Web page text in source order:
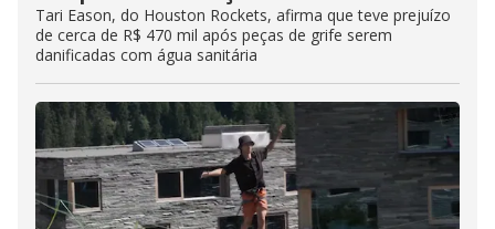
Tari Eason, do Houston Rockets, afirma que teve prejuízo
de cerca de R$ 470 mil após peças de grife serem
danificadas com água sanitária